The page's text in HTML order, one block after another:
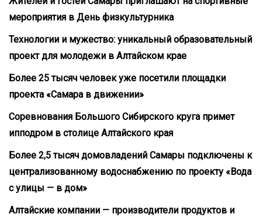
мероприятия в День физкультурника
Технологии и мужество: уникальный образовательный
проект для молодежи в Алтайском крае
Более 25 тысяч человек уже посетили площадки
проекта «Самара в движении»
Соревнования Большого Сибирского круга примет
ипподром в столице Алтайского края
Более 2,5 тысяч домовладений Самары подключены к
централизованному водоснабжению по проекту «Вода
с улицы — в дом»
Алтайские компании — производители продуктов и